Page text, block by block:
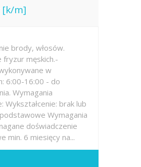
[k/m]
brody, włosów.
fryzur męskich.-
w
6:00-16:00 - do
Wymagania
Wykształcenie: brak lub
Wymagania
doświadczenie
min. 6 miesięcy na...